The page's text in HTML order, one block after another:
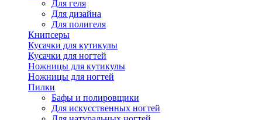
Для геля
Для дизайна
Для полигеля
Книпсеры
Кусачки для кутикулы
Кусачки для ногтей
Ножницы для кутикулы
Ножницы для ногтей
Пилки
Бафы и полировщики
Для искусственных ногтей